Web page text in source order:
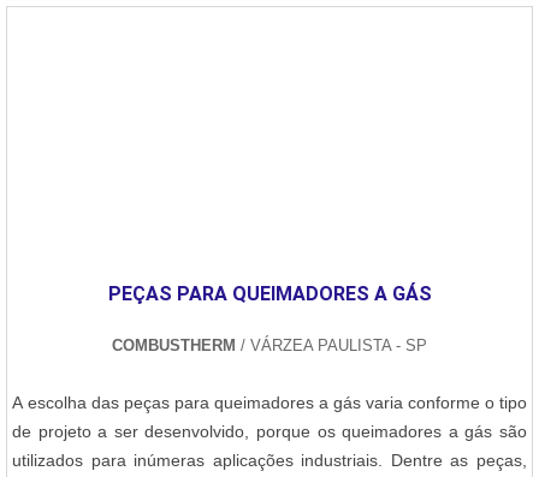
PEÇAS PARA QUEIMADORES A GÁS
COMBUSTHERM / VÁRZEA PAULISTA - SP
A escolha das peças para queimadores a gás varia conforme o tipo
de projeto a ser desenvolvido, porque os queimadores a gás são
utilizados para inúmeras aplicações industriais. Dentre as peças,